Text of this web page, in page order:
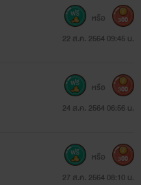
22 ส.ค. 2564 09:45 น.
หรือ 300
24 ส.ค. 2564 06:56 น.
หรือ 300
27 ส.ค. 2564 08:10 น.
หรือ 300